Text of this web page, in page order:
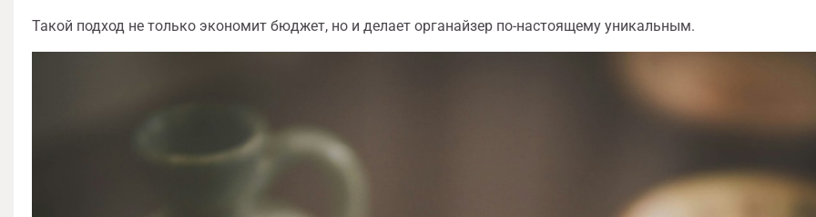
Такой подход не только экономит бюджет, но и делает органайзер по-настоящему уникальным.